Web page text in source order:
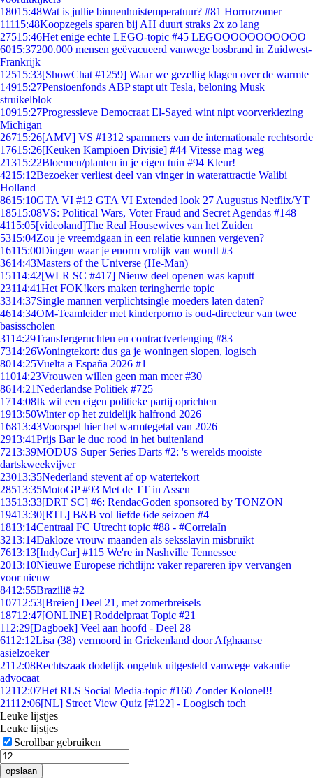
18015:48Wat is jullie binnenhuistemperatuur? #81 Horrorzomer
11115:48Koopzegels sparen bij AH duurt straks 2x zo lang
27515:46Het enige echte LEGO-topic #45 LEGOOOOOOOOOOO
6015:37200.000 mensen geëvacueerd vanwege bosbrand in Zuidwest-
Frankrijk
12515:33[ShowChat #1259] Waar we gezellig klagen over de warmte
14915:27Pensioenfonds ABP stapt uit Tesla, beloning Musk
struikelblok
10915:27Progressieve Democraat El-Sayed wint nipt voorverkiezing
Michigan
26715:26[AMV] VS #1312 spammers van de internationale rechtsorde
17615:26[Keuken Kampioen Divisie] #44 Vitesse mag weg
21315:22Bloemen/planten in je eigen tuin #94 Kleur!
4215:12Bezoeker verliest deel van vinger in waterattractie Walibi
Holland
8615:10GTA VI #12 GTA VI Extended look 27 Augustus Netflix/YT
18515:08VS: Political Wars, Voter Fraud and Secret Agendas #148
4115:05[videoland]The Real Housewives van het Zuiden
5315:04Zou je vreemdgaan in een relatie kunnen vergeven?
16115:00Dingen waar je enorm vrolijk van wordt #3
3614:43Masters of the Universe (He-Man)
15114:42[WLR SC #417] Nieuw deel openen was kaputt
23114:41Het FOK!kers maken teringherrie topic
3314:37Single mannen verplichtsingle moeders laten daten?
4614:34OM-Teamleider met kinderporno is oud-directeur van twee
basisscholen
3114:29Transfergeruchten en contractverlenging #83
7314:26Woningtekort: dus ga je woningen slopen, logisch
8014:25Vuelta a España 2026 #1
11014:23Vrouwen willen geen man meer #30
8614:21Nederlandse Politiek #725
1714:08Ik wil een eigen politieke partij oprichten
1913:50Winter op het zuidelijk halfrond 2026
16813:43Voorspel hier het warmtegetal van 2026
2913:41Prijs Bar le duc rood in het buitenland
7213:39MODUS Super Series Darts #2: 's werelds mooiste
dartskweekvijver
23013:35Nederland stevent af op watertekort
28513:35MotoGP #93 Met de TT in Assen
13513:33[DRT SC] #6: RendacGoden sponsored by TONZON
19413:30[RTL] B&B vol liefde 6de seizoen #4
1813:14Centraal FC Utrecht topic #88 - #CorreiaIn
3213:14Dakloze vrouw maanden als seksslavin misbruikt
7613:13[IndyCar] #115 We're in Nashville Tennessee
2013:10Nieuwe Europese richtlijn: vaker repareren ipv vervangen
voor nieuw
8412:55Brazilië #2
10712:53[Breien] Deel 21, met zomerbreisels
18712:47[ONLINE] Roddelpraat Topic #21
112:29[Dagboek] Veel aan hoofd - Deel 28
6112:12Lisa (38) vermoord in Griekenland door Afghaanse
asielzoeker
2112:08Rechtszaak dodelijk ongeluk uitgesteld vanwege vakantie
advocaat
12112:07Het RLS Social Media-topic #160 Zonder Kolonel!!
21112:06[NL] Street View Quiz [#122] - Loogisch toch
Leuke lijstjes
Leuke lijstjes
Scrollbar gebruiken
opslaan